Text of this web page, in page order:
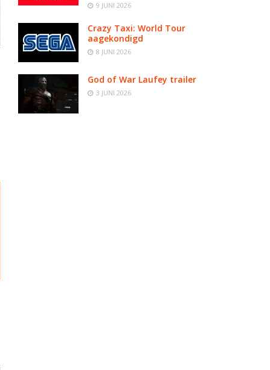
9 JUNI 2026
Crazy Taxi: World Tour
aagekondigd
8 JUNI 2026
God of War Laufey trailer
3 JUNI 2026